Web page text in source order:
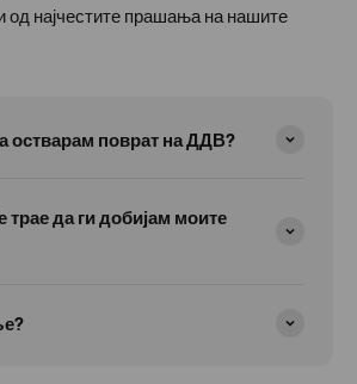
од најчестите прашања на нашите
остварам поврат на ДДВ?
трае да ги добијам моите